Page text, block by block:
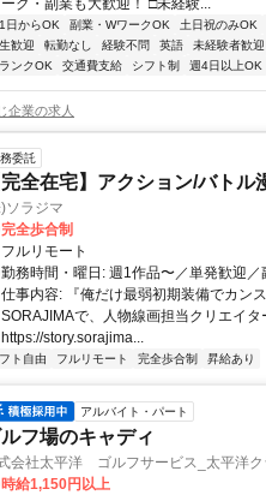
ーク・副業も大歓迎！ □未経験...
日からOK 副業・WワークOK 土日祝のみOK
歓迎
転勤なし 経験不問 英語 未経験者歓迎
ンクOK
交通費支給 シフト制 週4日以上OK
企業の求人
委託
完全在宅】アクション/バトル
ソラジマ
完全歩合制
フルリモート
勤務時間・曜日: 週1作品〜／単発歓迎／
仕事内容: 『俺だけ最弱初期装備でカン
SORAJIMAで、人物線画担当クリエイタ
https://story.sorajima...
ト自由 フルリモート 完全歩合制 昇給あり
アルバイト・パート
フ場のキャディ
会社太平洋 ゴルフサービス_太平洋
時給1,150円以上